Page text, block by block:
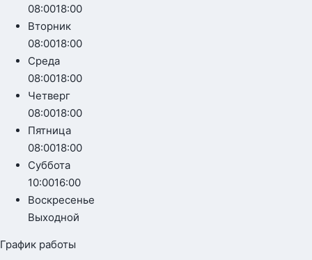
08:0018:00
Вторник
08:0018:00
Среда
08:0018:00
Четверг
08:0018:00
Пятница
08:0018:00
Суббота
10:0016:00
Воскресенье
Выходной
График работы